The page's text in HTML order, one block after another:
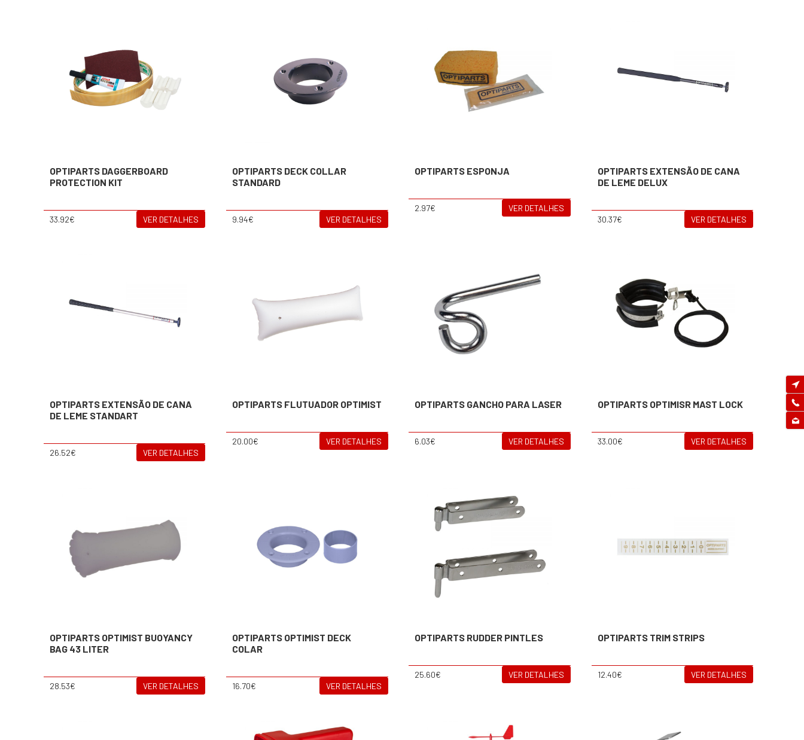
OPTIPARTS DAGGERBOARD
PROTECTION KIT
33.92€ VER DETALHES
OPTIPARTS DECK COLLAR
STANDARD
9.94€ VER DETALHES
OPTIPARTS ESPONJA
2.97€ VER DETALHES
OPTIPARTS EXTENSÃO DE CANA
DE LEME DELUX
30.37€ VER DETALHES
OPTIPARTS EXTENSÃO DE CANA
DE LEME STANDART
26.52€ VER DETALHES
OPTIPARTS FLUTUADOR OPTIMIST
20.00€ VER DETALHES
OPTIPARTS GANCHO PARA LASER
6.03€ VER DETALHES
OPTIPARTS OPTIMISR MAST LOCK
33.00€ VER DETALHES
OPTIPARTS OPTIMIST BUOYANCY
BAG 43 LITER
28.53€ VER DETALHES
OPTIPARTS OPTIMIST DECK
COLAR
16.70€ VER DETALHES
OPTIPARTS RUDDER PINTLES
25.60€ VER DETALHES
OPTIPARTS TRIM STRIPS
12.40€ VER DETALHES